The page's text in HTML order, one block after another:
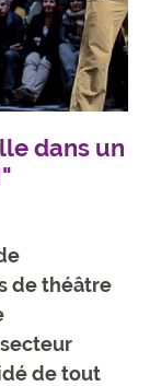
dans un
de théâtre
de tout